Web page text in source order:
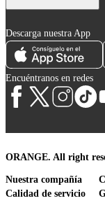
Descarga nuestra App
Encuéntranos en redes
ORANGE. All right
Nuestra compañía
Calidad de servicio